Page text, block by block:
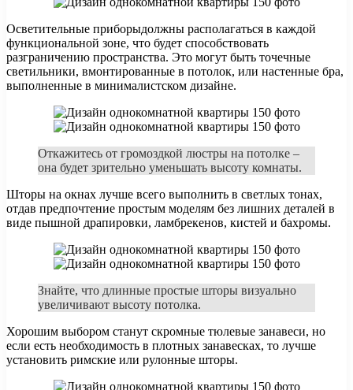
Осветительные приборыдолжны располагаться в каждой
функциональной зоне, что будет способствовать
разграничению пространства. Это могут быть точечные
светильники, вмонтированные в потолок, или настенные бра,
выполненные в минималистском дизайне.
Откажитесь от громоздкой люстры на потолке –
она будет зрительно уменьшать высоту комнаты.
Шторы на окнах лучше всего выполнить в светлых тонах,
отдав предпочтение простым моделям без лишних деталей в
виде пышной драпировки, ламбрекенов, кистей и бахромы.
Знайте, что длинные простые шторы визуально
увеличивают высоту потолка.
Хорошим выбором станут скромные тюлевые занавеси, но
если есть необходимость в плотных занавесках, то лучше
установить римские или рулонные шторы.